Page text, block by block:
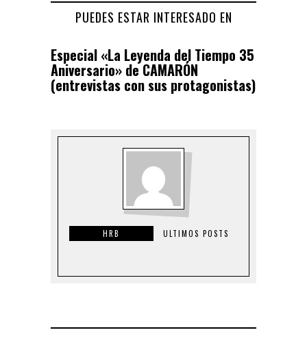
PUEDES ESTAR INTERESADO EN
Especial «La Leyenda del Tiempo 35
Aniversario» de CAMARÓN
(entrevistas con sus protagonistas)
HRB ULTIMOS POSTS